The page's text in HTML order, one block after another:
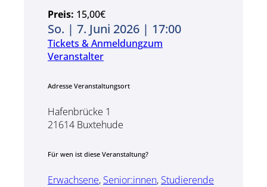
Preis: 15,00€
So. | 7. Juni 2026 | 17:00
Tickets & Anmeldungzum
Veranstalter
Adresse Veranstaltungsort
Hafenbrücke 1
21614 Buxtehude
Für wen ist diese Veranstaltung?
Erwachsene, Senior:innen, Studierende